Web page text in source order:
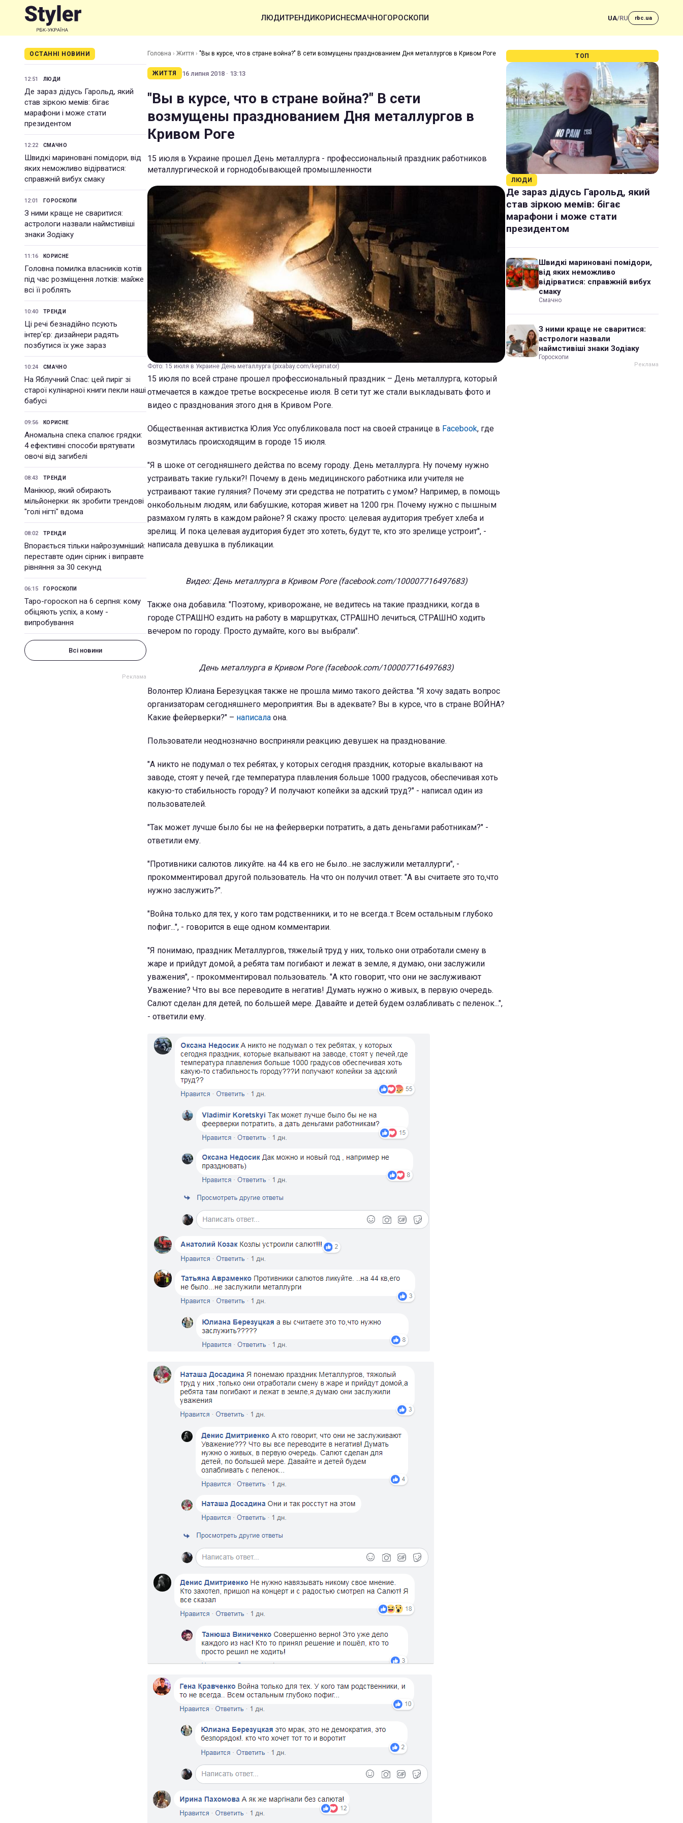
ЛЮДИТРЕНДИКОРИСНЕСМАЧНОГОРОСКОПИ UA/RU rbc.ua
ОСТАННІ НОВИНИ
12:51 ЛЮДИ
Де зараз дідусь Гарольд, який
став зіркою мемів: бігає
марафони і може стати
президентом
12:22 СМАЧНО
Швидкі мариновані помідори, від
яких неможливо відірватися:
справжній вибух смаку
12:01 ГОРОСКОПИ
З ними краще не сваритися:
астрологи назвали наймстивіші
знаки Зодіаку
11:16 КОРИСНЕ
Головна помилка власників котів
під час розміщення лотків: майже
всі її роблять
10:40 ТРЕНДИ
Ці речі безнадійно псують
інтер'єр: дизайнери радять
позбутися їх уже зараз
10:24 СМАЧНО
На Яблучний Спас: цей пиріг зі
старої кулінарної книги пекли наші
бабусі
09:56 КОРИСНЕ
Аномальна спека спалює грядки:
4 ефективні способи врятувати
овочі від загибелі
08:43 ТРЕНДИ
Манікюр, який обирають
мільйонерки: як зробити трендові
"голі нігті" вдома
08:02 ТРЕНДИ
Впорається тільки найрозумніший:
переставте один сірник і виправте
рівняння за 30 секунд
06:15 ГОРОСКОПИ
Таро-гороскоп на 6 серпня: кому
обіцяють успіх, а кому -
випробування
Всі новини
Головна › Життя › "Вы в курсе, что в стране война?" В сети возмущены празднованием Дня металлургов в Кривом Роге
ЖИТТЯ 16 липня 2018 · 13:13
"Вы в курсе, что в стране война?" В сети
возмущены празднованием Дня металлургов в
Кривом Роге
15 июля в Украине прошел День металлурга - профессиональный праздник работников
металлургической и горнодобывающей промышленности
Фото: 15 июля в Украине День металлурга (pixabay.com/kepinator)
15 июля по всей стране прошел профессиональный праздник – День металлурга, который
отмечается в каждое третье воскресенье июля. В сети тут же стали выкладывать фото и
видео с празднования этого дня в Кривом Роге.
Общественная активистка Юлия Усс опубликовала пост на своей странице в Facebook, где
возмутилась происходящим в городе 15 июля.
"Я в шоке от сегодняшнего действа по всему городу. День металлурга. Ну почему нужно
устраивать такие гульки?! Почему в день медицинского работника или учителя не
устраивают такие гуляния? Почему эти средства не потратить с умом? Например, в помощь
онкобольным людям, или бабушкие, которая живет на 1200 грн. Почему нужно с пышным
размахом гулять в каждом районе? Я скажу просто: целевая аудитория требует хлеба и
зрелищ. И пока целевая аудитория будет это хотеть, будут те, кто это зрелище устроит", -
написала девушка в публикации.
Видео: День металлурга в Кривом Роге (facebook.com/100007716497683)
Также она добавила: "Поэтому, криворожане, не ведитесь на такие праздники, когда в
городе СТРАШНО ездить на работу в маршрутках, СТРАШНО лечиться, СТРАШНО ходить
вечером по городу. Просто думайте, кого вы выбрали".
День металлурга в Кривом Роге (facebook.com/100007716497683)
Волонтер Юлиана Березуцкая также не прошла мимо такого действа. "Я хочу задать вопрос
организаторам сегодняшнего мероприятия. Вы в адеквате? Вы в курсе, что в стране ВОЙНА?
Какие фейерверки?" – написала она.
Пользователи неоднозначно восприняли реакцию девушек на празднование.
"А никто не подумал о тех ребятах, у которых сегодня праздник, которые вкалывают на
заводе, стоят у печей, где температура плавления больше 1000 градусов, обеспечивая хоть
какую-то стабильность городу? И получают копейки за адский труд?" - написал один из
пользователей.
"Так может лучше было бы не на фейерверки потратить, а дать деньгами работникам?" -
ответили ему.
"Противники салютов ликуйте. на 44 кв его не было...не заслужили металлурги", -
прокомментировал другой пользователь. На что он получил ответ: "А вы считаете это то,что
нужно заслужить?".
"Война только для тех, у кого там родственники, и то не всегда..т Всем остальным глубоко
пофиг...", - говорится в еще одном комментарии.
"Я понимаю, праздник Металлургов, тяжелый труд у них, только они отработали смену в
жаре и прийдут домой, а ребята там погибают и лежат в земле, я думаю, они заслужили
уважения", - прокомментировал пользователь. "А кто говорит, что они не заслуживают
Уважение? Что вы все переводите в негатив! Думать нужно о живых, в первую очередь.
Салют сделан для детей, по большей мере. Давайте и детей будем озлабливать с пеленок...",
- ответили ему.
ТОП
ЛЮДИ
Де зараз дідусь Гарольд, який
став зіркою мемів: бігає
марафони і може стати
президентом
Швидкі мариновані помідори,
від яких неможливо
відірватися: справжній вибух
смаку
Смачно
З ними краще не сваритися:
астрологи назвали
наймстивіші знаки Зодіаку
Гороскопи